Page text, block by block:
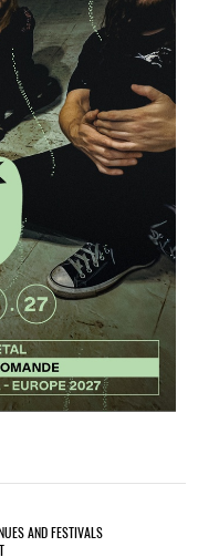
AND FESTIVALS